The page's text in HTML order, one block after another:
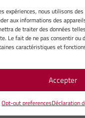
expériences, nous utilisons
aux informations des
de traiter des données
Le fait de ne pas consentir
caractéristiques et
Accepter
Opt-out preferencesDéclaration
Mentions
Gérer mes
Politique de
Avertissement